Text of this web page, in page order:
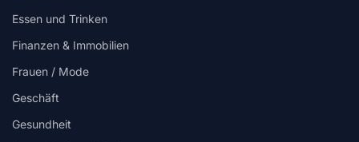
Essen und Trinken
Finanzen & Immobilien
Frauen / Mode
Geschäft
Gesundheit